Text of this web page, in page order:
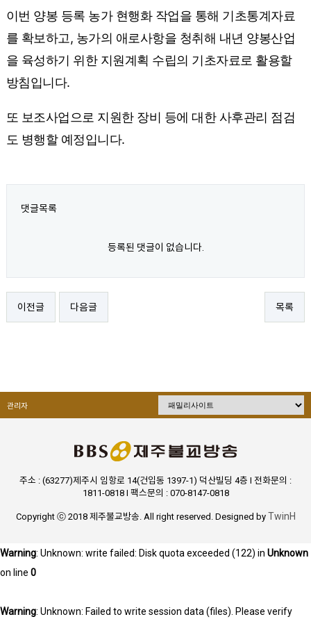
이번 양봉 등록 농가 현행화 작업을 통해 기초통계자료
를 확보하고, 농가의 애로사항을 청취해 내년 양봉산업
을 육성하기 위한 지원계획 수립의 기초자료로 활용할
방침입니다.
또 보조사업으로 지원한 장비 등에 대한 사후관리 점검
도 병행할 예정입니다.
댓글목록
등록된 댓글이 없습니다.
이전글 다음글 목록
관리자
주소 : (63277)제주시 임항로 14(건입동 1397-1) 덕산빌딩 4층 I 전화문의 :
1811-0818 I 팩스문의 : 070-8147-0818
Copyright ⓒ 2018 제주불교방송. All right reserved. Designed by TwinH
Warning: Unknown: write failed: Disk quota exceeded (122) in Unknown
on line 0
Warning: Unknown: Failed to write session data (files). Please verify